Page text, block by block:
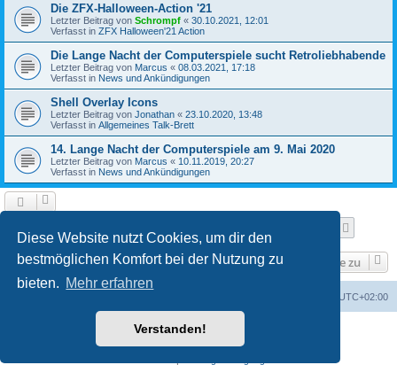
Diese Website nutzt Cookies, um dir den
bestmöglichen Komfort bei der Nutzung zu
bieten. Mehr erfahren
Verstanden!
Die ZFX-Halloween-Action '21
Letzter Beitrag von Schrompf « 30.10.2021, 12:01
Verfasst in ZFX Halloween'21 Action
Die Lange Nacht der Computerspiele sucht Retroliebhabende
Letzter Beitrag von Marcus « 08.03.2021, 17:18
Verfasst in News und Ankündigungen
Shell Overlay Icons
Letzter Beitrag von Jonathan « 23.10.2020, 13:48
Verfasst in Allgemeines Talk-Brett
14. Lange Nacht der Computerspiele am 9. Mai 2020
Letzter Beitrag von Marcus « 10.11.2019, 20:27
Verfasst in News und Ankündigungen
Gehe zu
UTC+02:00
Powered byphpBB® Forum Software © phpBB Limited
phpBB.de